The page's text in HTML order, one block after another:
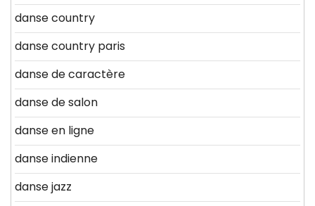
danse country
danse country paris
danse de caractère
danse de salon
danse en ligne
danse indienne
danse jazz